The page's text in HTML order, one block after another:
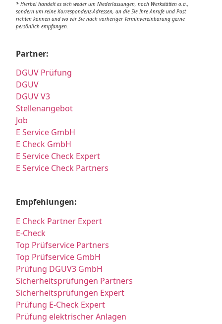
* Hierbei handelt es sich weder um Niederlassungen, noch Werkstätten o.ä.,
sondern um reine Korrespondenz-Adressen, an die Sie Ihre Anrufe und Post
richten können und wo wir Sie nach vorheriger Terminvereinbarung gerne
persönlich empfangen.
Partner:
DGUV Prüfung
DGUV
DGUV V3
Stellenangebot
Job
E Service GmbH
E Check GmbH
E Service Check Expert
E Service Check Partners
Empfehlungen:
E Check Partner Expert
E-Check
Top Prüfservice Partners
Top Prüfservice GmbH
Prüfung DGUV3 GmbH
Sicherheitsprüfungen Partners
Sicherheitsprüfungen Expert
Prüfung E-Check Expert
Prüfung elektrischer Anlagen